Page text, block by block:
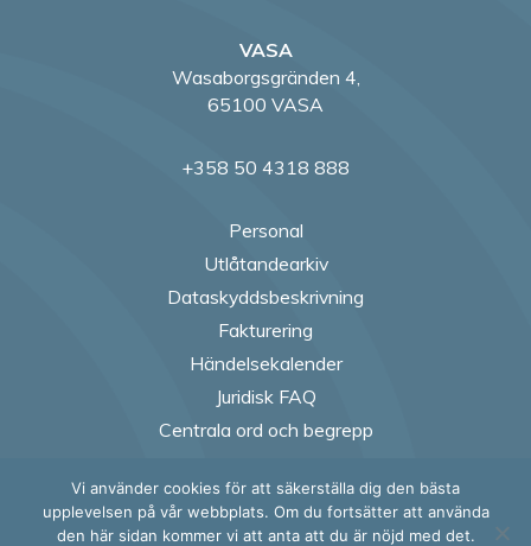
VASA
Wasaborgsgränden 4,
65100 VASA
+358 50 4318 888
Personal
Utlåtandearkiv
Dataskyddsbeskrivning
Fakturering
Händelsekalender
Juridisk FAQ
Centrala ord och begrepp
Follow us on
Follow us on
Follow
Vi använder cookies för att säkerställa dig den bästa
upplevelsen på vår webbplats. Om du fortsätter att använda
den här sidan kommer vi att anta att du är nöjd med det.